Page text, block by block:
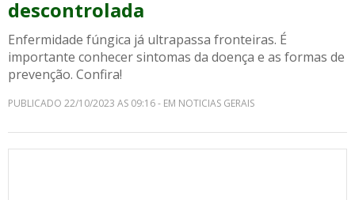
descontrolada
Enfermidade fúngica já ultrapassa fronteiras. É
importante conhecer sintomas da doença e as formas de
prevenção. Confira!
PUBLICADO 22/10/2023 AS 09:16 - EM NOTICIAS GERAIS